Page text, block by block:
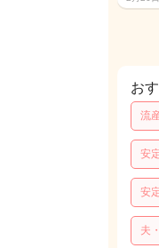
お
流
安
安
夫